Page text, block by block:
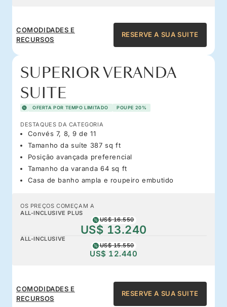
COMODIDADES E
RECURSOS
RESERVE A SUA SUITE
SUPERIOR VERANDA
SUITE
OFERTA POR TEMPO LIMITADO POUPE 20%
DESTAQUES DA CATEGORIA
Convés 7, 8, 9 de 11
Tamanho da suíte 387 sq ft
Posição avançada preferencial
Tamanho da varanda 64 sq ft
Casa de banho ampla e roupeiro embutido
OS PREÇOS COMEÇAM A
ALL-INCLUSIVE PLUS
US$ 16.550
US$ 13.240
ALL-INCLUSIVE
US$ 15.550
US$ 12.440
COMODIDADES E
RECURSOS
RESERVE A SUA SUITE